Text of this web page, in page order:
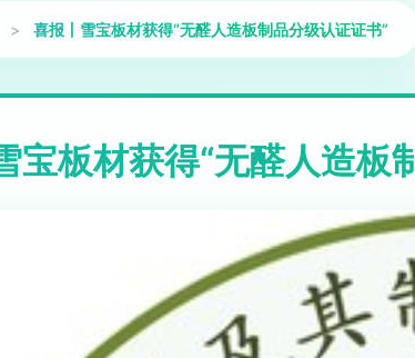
> 喜报丨雪宝板材获得“无醛人造板制品分级认证证书”
宝板材获得“无醛人造板